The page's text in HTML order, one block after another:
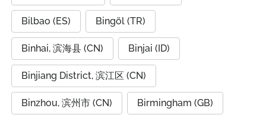
Bilbao (ES) Bingöl (TR)
Binhai, 滨海县 (CN) Binjai (ID)
Binjiang District, 滨江区 (CN)
Binzhou, 滨州市 (CN) Birmingham (GB)